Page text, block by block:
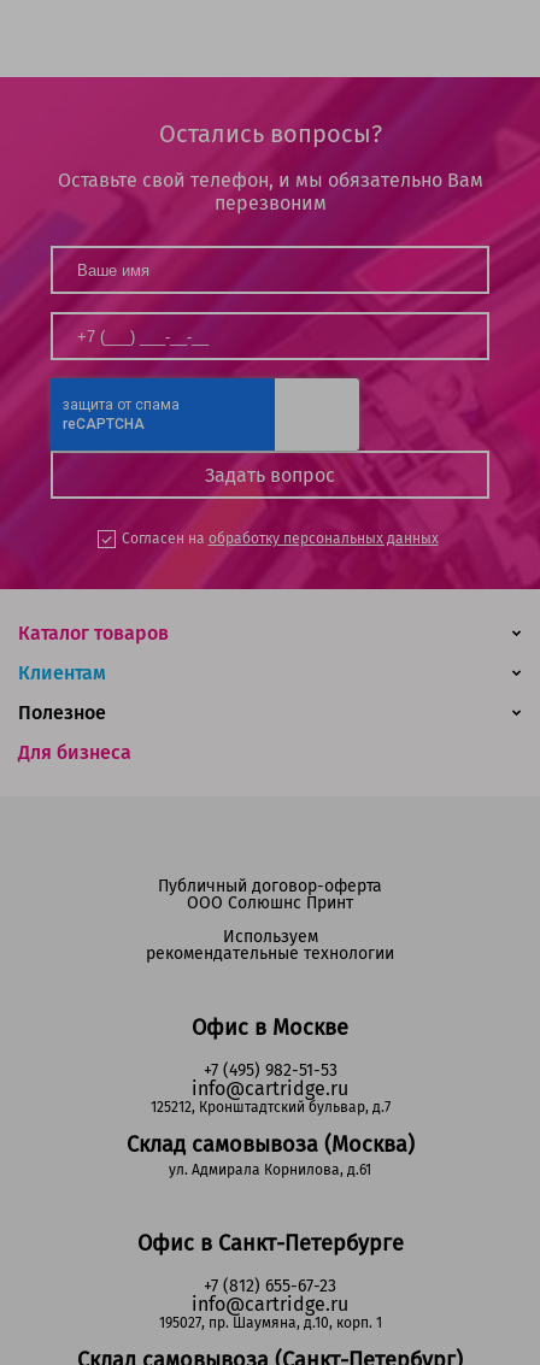
Остались вопросы?
Оставьте свой телефон, и мы обязательно Вам
перезвоним
Согласен на обработку персональных данных
Каталог товаров
Клиентам
Для бизнеса
Полезное
Офис в Москве
+7 (495) 982-51-53
info@cartridge.ru
125212, Кронштадтский бульвар, д.7
Склад самовывоза (Москва)
ул. Адмирала Корнилова, д.61
Офис в Санкт-Петербурге
+7 (812) 655-67-23
info@cartridge.ru
195027, пр. Шаумяна, д.10, корп. 1
Публичный договор-оферта
ООО Солюшнс Принт
Используем
рекомендательные технологии